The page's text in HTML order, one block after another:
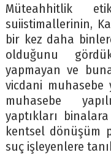
Müteahhitlik
suiistimallerinin,
bir kez daha
olduğunu
yapmayan ve
vicdani muhasebe
muhasebe
yaptıkları
kentsel dönüşüm
suç işleyenlere